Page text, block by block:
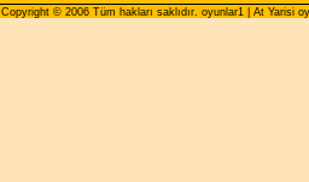
Copyright © 2006 Tüm hakları saklıdır. oyunlar1 | At Yarisi